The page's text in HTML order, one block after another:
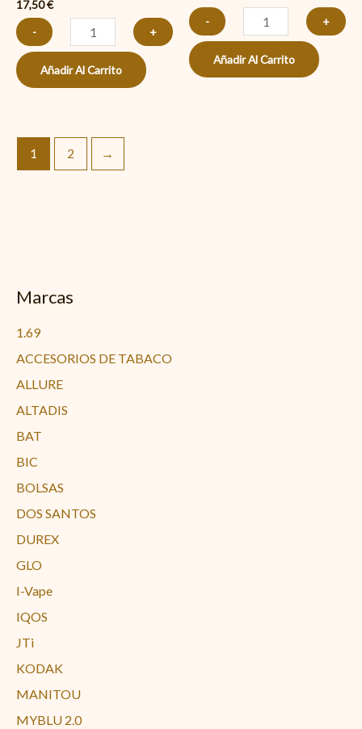
Marcas
1.69
ACCESORIOS DE TABACO
ALLURE
ALTADIS
BAT
BIC
BOLSAS
DOS SANTOS
DUREX
GLO
I-Vape
IQOS
JTi
KODAK
MANITOU
MYBLU 2.0
17,50€
-
+
Añadir Al Carrito
-
+
Añadir Al Carrito
1 2 →